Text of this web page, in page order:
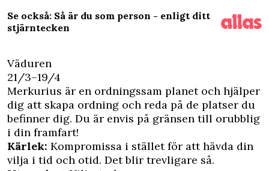
Se också: Så är du som person - enligt ditt
stjärntecken
Väduren
21/3–19/4
Merkurius är en ordningssam planet och hjälper
dig att skapa ordning och reda på de platser du
befinner dig. Du är envis på gränsen till orubblig
i din framfart!
Kärlek: Kompromissa i stället för att hävda din
vilja i tid och otid. Det blir trevligare så.